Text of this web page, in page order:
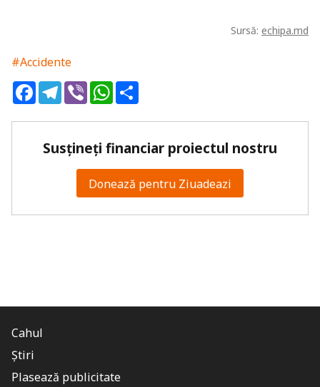
Sursă: echipa.md
#Accidente
FacebookTelegram
ViberWhatsApp
Susțineți financiar proiectul nostru
Donează pentru Ziuadeazi
Cahul
Știri
Plasează publicitate